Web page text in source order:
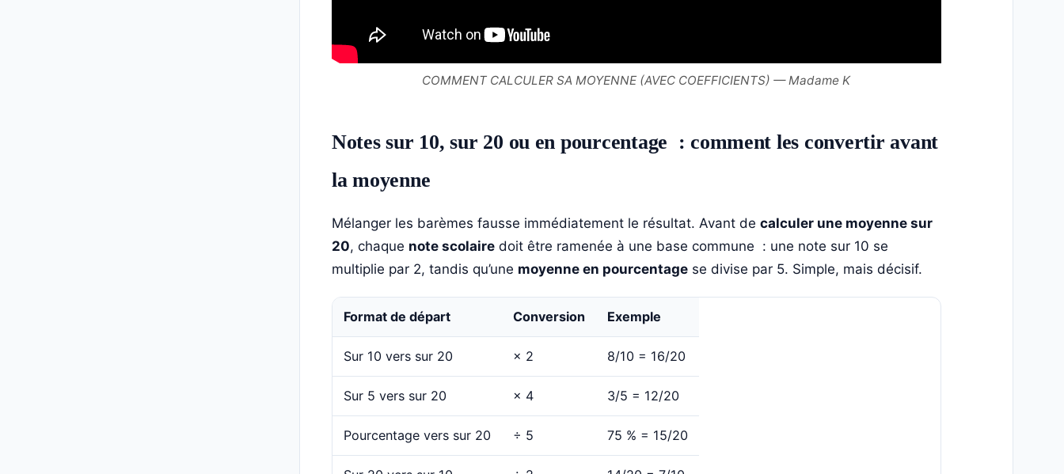
COMMENT CALCULER SA MOYENNE (AVEC COEFFICIENTS) — Madame K
Notes sur 10, sur 20 ou en pourcentage : comment les convertir avant
la moyenne
Mélanger les barèmes fausse immédiatement le résultat. Avant de calculer une moyenne sur
20, chaque note scolairedoit être ramenée à une base commune : une note sur 10 se
multiplie par 2, tandis qu’une moyenne en pourcentagese divise par 5. Simple, mais décisif.
Format de départ Conversion Exemple
Sur 10 vers sur 20 × 2 8/10 = 16/20
Sur 5 vers sur 20 × 4 3/5 = 12/20
Pourcentage vers sur 20 ÷ 5 75 % = 15/20